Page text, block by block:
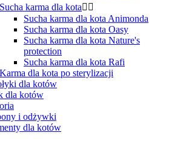
Sucha karma dla kota 
Sucha karma dla kota Animonda
Sucha karma dla kota Oasy
Sucha karma dla kota Nature's
protection
Sucha karma dla kota Rafi
Karma dla kota po sterylizacji
dla kotów
dla kotów
i odżywki
dla kotów